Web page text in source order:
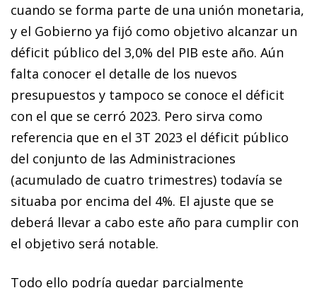
cuando se forma parte de una unión monetaria,
y el Gobierno ya fijó como objetivo alcanzar un
déficit público del 3,0% del PIB este año. Aún
falta conocer el detalle de los nuevos
presupuestos y tampoco se conoce el déficit
con el que se cerró 2023. Pero sirva como
referencia que en el 3T 2023 el déficit público
del conjunto de las Administraciones
(acumulado de cuatro trimestres) todavía se
situaba por encima del 4%. El ajuste que se
deberá llevar a cabo este año para cumplir con
el objetivo será notable.
Todo ello podría quedar parcialmente